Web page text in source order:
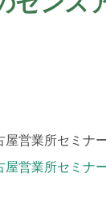
営業所セミナ
営業所セミナ